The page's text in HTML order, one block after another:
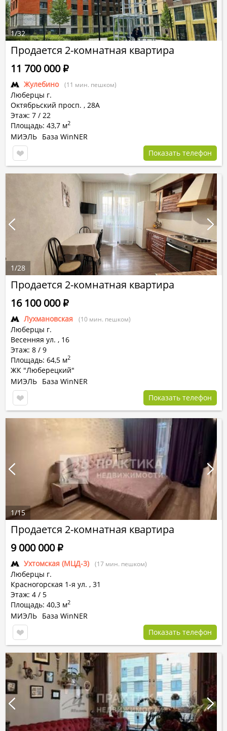
Продается 2-комнатная квартира
Жулебино (11 мин. пешком)
Люберцы г.
Октябрьский просп. , 28А
Этаж: 7 / 22
Площадь: 43,7 м2
11 700 000Р
МИЭЛЬ База WinNER
Показать телефон
1/32
Продается 2-комнатная квартира
Лухмановская (10 мин. пешком)
Люберцы г.
Весенняя ул. , 16
Этаж: 8 / 9
Площадь: 64,5 м2
ЖК "Люберецкий"
16 100 000Р
МИЭЛЬ База WinNER
Показать телефон
1/28
Продается 2-комнатная квартира
Ухтомская (МЦД-3) (17 мин. пешком)
Люберцы г.
Красногорская 1-я ул. , 31
Этаж: 4 / 5
Площадь: 40,3 м2
9 000 000Р
МИЭЛЬ База WinNER
Показать телефон
1/15